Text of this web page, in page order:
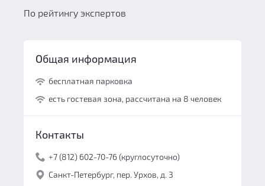
По рейтингу экспертов
Общая информация
бесплатная парковка
есть гостевая зона, рассчитана на 8 человек
Контакты
+7 (812) 602-70-76 (круглосуточно)
Санкт-Петербург, пер. Урхов, д. 3